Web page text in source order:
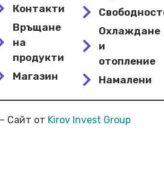
Контакти
Връщане
на
продукти
Магазин
Охлаждане
и
отопление
Намалени
Сайт от Kirov Invest Group